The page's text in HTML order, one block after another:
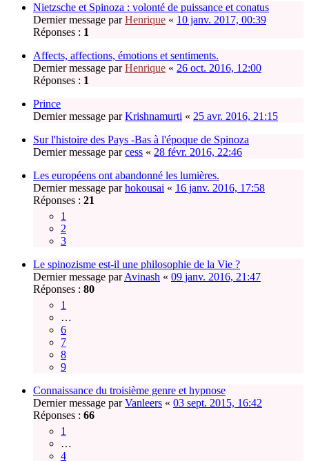
Nietzsche et Spinoza : volonté de puissance et conatus
Dernier message parHenrique « 10 janv. 2017, 00:39
Réponses : 1
Affects, affections, émotions et sentiments.
Dernier message parHenrique « 26 oct. 2016, 12:00
Réponses : 1
Prince
Dernier message parKrishnamurti « 25 avr. 2016, 21:15
Sur l'histoire des Pays -Bas à l'époque de Spinoza
Dernier message parcess « 28 févr. 2016, 22:46
Les européens ont abandonné les lumières.
Dernier message parhokousai « 16 janv. 2016, 17:58
Réponses : 21
1
2
3
Le spinozisme est-il une philosophie de la Vie ?
Dernier message parAvinash « 09 janv. 2016, 21:47
Réponses : 80
1
…
6
7
8
9
Connaissance du troisième genre et hypnose
Dernier message parVanleers « 03 sept. 2015, 16:42
Réponses : 66
1
…
4